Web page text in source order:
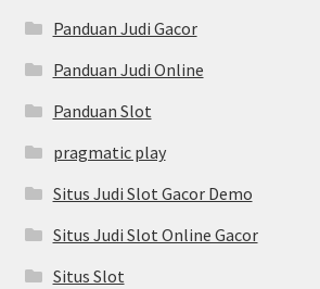
Panduan Judi Gacor
Panduan Judi Online
Panduan Slot
pragmatic play
Situs Judi Slot Gacor Demo
Situs Judi Slot Online Gacor
Situs Slot